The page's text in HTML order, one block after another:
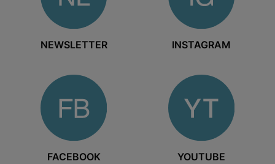
NEWSLETTER INSTAGRAM
FACEBOOK YOUTUBE